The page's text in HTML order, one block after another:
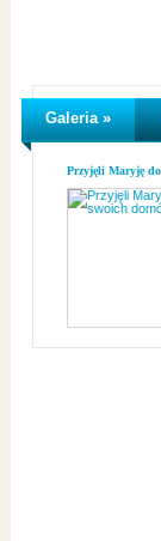
Galeria »
Przyjęli Maryję